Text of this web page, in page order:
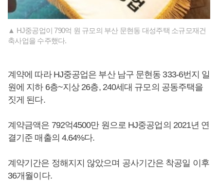
▲ HJ중공업이 790억 원 규모의 부산 문현동 대성주택 소규모재건
축사업을 수주했다.
계약에 따라 HJ중공업은 부산 남구 문현동 333-6번지 일
원에 지하 6층~지상 26층, 240세대 규모의 공동주택을
짓게 된다.
계약금액은 792억4500만 원으로 HJ중공업의 2021년 연
결기준 매출의 4.64%다.
계약기간은 정해지지 않았으며 공사기간은 착공일 이후
36개월이다.